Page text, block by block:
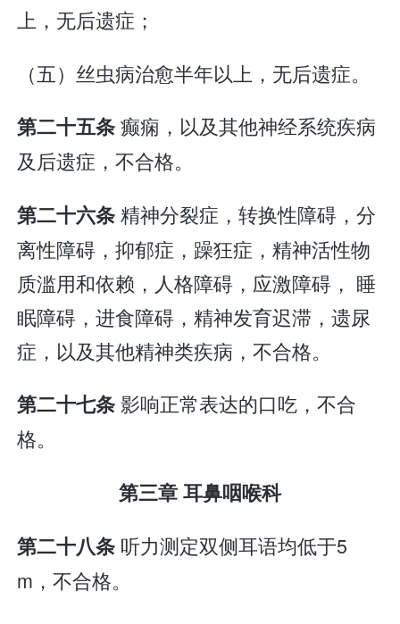
上，无后遗症；
（五）丝虫病治愈半年以上，无后遗症。
第二十五条癫痫，以及其他神经系统疾病
及后遗症，不合格。
第二十六条精神分裂症，转换性障碍，分
离性障碍，抑郁症，躁狂症，精神活性物
质滥用和依赖，人格障碍，应激障碍， 睡
眠障碍，进食障碍，精神发育迟滞，遗尿
症，以及其他精神类疾病，不合格。
第二十七条影响正常表达的口吃，不合
格。
第三章 耳鼻咽喉科
第二十八条 听力测定双侧耳语均低于5
m，不合格。